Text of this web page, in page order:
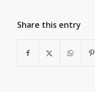
Share this entry